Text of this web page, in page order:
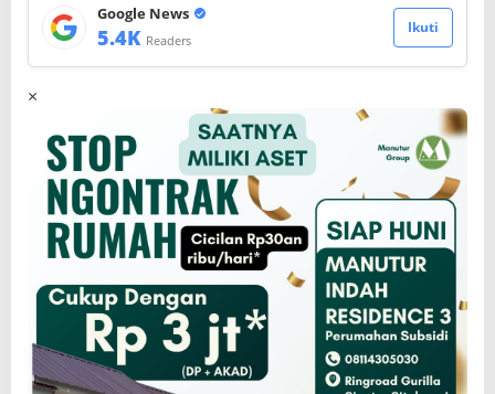
Google News
5.4K Readers
Ikuti
×